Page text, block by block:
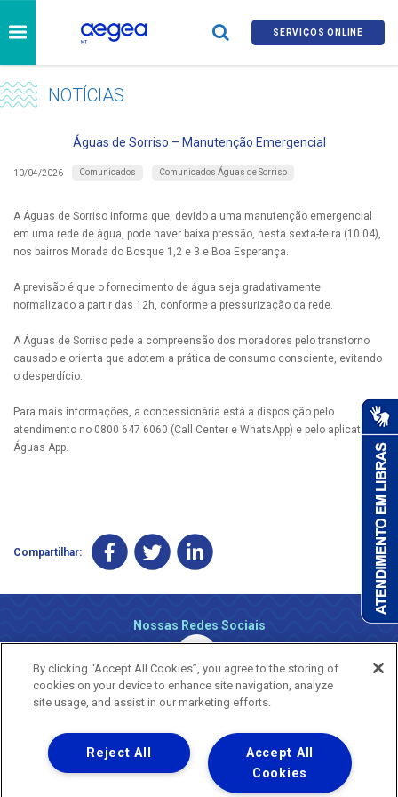
SERVIÇOS ONLINE
NOTÍCIAS
Águas de Sorriso – Manutenção Emergencial
10/04/2026 Comunicados Comunicados Águas de Sorriso
A Águas de Sorriso informa que, devido a uma manutenção emergencial
em uma rede de água, pode haver baixa pressão, nesta sexta-feira (10.04),
nos bairros Morada do Bosque 1,2 e 3 e Boa Esperança.
A previsão é que o fornecimento de água seja gradativamente
normalizado a partir das 12h, conforme a pressurização da rede.
A Águas de Sorriso pede a compreensão dos moradores pelo transtorno
causado e orienta que adotem a prática de consumo consciente, evitando
o desperdício.
Para mais informações, a concessionária está à disposição pelo
atendimento no 0800 647 6060 (Call Center e WhatsApp) e pelo aplicativo
Águas App.
Compartilhar:
Nossas Redes Sociais
Uma empresa
Copyright ® 2026 - Todos os Direitos Reservados.
By clicking “Accept All Cookies”, you agree to the storing of
cookies on your device to enhance site navigation, analyze
site usage, and assist in our marketing efforts.
Accept All
Cookies
Reject All